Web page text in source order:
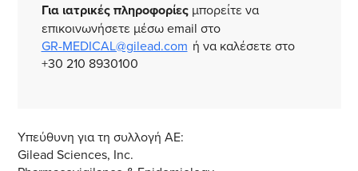
Για ιατρικές πληροφορίεςμπορείτε να
επικοινωνήσετε μέσω email στο
GR-MEDICAL@gilead.com ή να καλέσετε στο
+30 210 8930100
Υπεύθυνη για τη συλλογή ΑΕ:
Gilead Sciences, Inc.